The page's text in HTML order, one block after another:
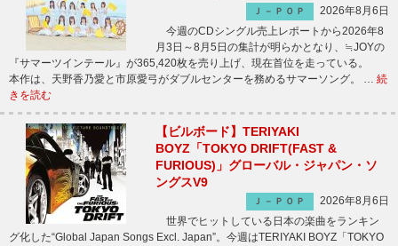
Ｊ－ＰＯＰ
2026年8月6日
今週のCDシングル売上レポートから2026年8
月3日～8月5日の集計が明らかとなり、≒JOYの
『サマーツインテール』が365,420枚を売り上げ、現在首位を走っている。
本作は、天野香乃愛と市原愛弓がダブルセンターを務めるサマーソング。 … 続
きを読む
【ビルボード】TERIYAKI
BOYZ「TOKYO DRIFT(FAST &
FURIOUS)」グローバル・ジャパン・ソ
ングスV9
Ｊ－ＰＯＰ
2026年8月6日
世界でヒットしている日本の楽曲をランキン
グ化した“Global Japan Songs Excl. Japan”。今週はTERIYAKI BOYZ「TOKYO